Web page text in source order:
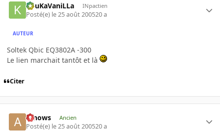
KouKaVaniLLa INpactien
Posté(e) le 25 août 200520 a
AUTEUR
Soltek Qbic EQ3802A -300
Le lien marchait tantôt et là
Citer
arnows Ancien
Posté(e) le 25 août 200520 a